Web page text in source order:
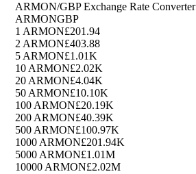
ARMON/GBP Exchange Rate Converter
ARMONGBP
1 ARMON£201.94
2 ARMON£403.88
5 ARMON£1.01K
10 ARMON£2.02K
20 ARMON£4.04K
50 ARMON£10.10K
100 ARMON£20.19K
200 ARMON£40.39K
500 ARMON£100.97K
1000 ARMON£201.94K
5000 ARMON£1.01M
10000 ARMON£2.02M